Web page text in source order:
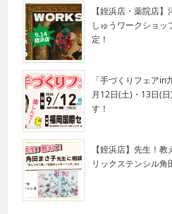
【姪浜店・薬院店
しゅうワークショッ
定！
「手づくりフェアin
月12日(土)・13日(
す！
【姪浜店】先生！
リックステンシル角